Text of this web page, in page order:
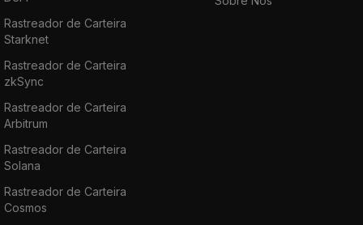
Rastreador de Carteira
Starknet
Rastreador de Carteira
zkSync
Rastreador de Carteira
Arbitrum
Rastreador de Carteira
Solana
Rastreador de Carteira
Cosmos